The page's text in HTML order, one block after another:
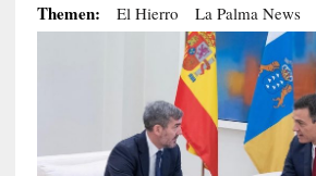
Themen: El Hierro La Palma News